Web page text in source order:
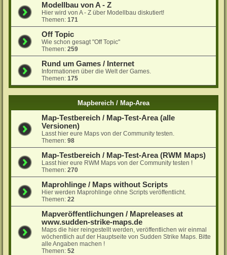
Modellbau von A - Z
Hier wird von A - Z über Modellbau diskutiert!
Themen:171
Off Topic
Wie schon gesagt "Off Topic"
Themen:259
Rund um Games / Internet
Informationen über die Welt der Games.
Themen:175
Mapbereich / Map-Area
Map-Testbereich / Map-Test-Area (alle
Versionen)
Lasst hier eure Maps von der Community testen.
Themen:98
Map-Testbereich / Map-Test-Area (RWM Maps)
Lasst hier eure RWM Maps von der Community testen !
Themen:270
Maprohlinge / Maps without Scripts
Hier werden Maprohlinge ohne Scripts veröffentlicht.
Themen:22
Mapveröffentlichungen / Mapreleases at
www.sudden-strike-maps.de
Maps die hier reingestellt werden, veröffentlichen wir einmal
wöchentlich auf der Hauptseite von Sudden Strike Maps. Bitte
alle Angaben machen !
Themen:52